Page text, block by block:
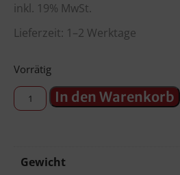
inkl. 19% MwSt.
Lieferzeit: 1–2 Werktage
Vorrätig
In den Warenkorb
Gewicht